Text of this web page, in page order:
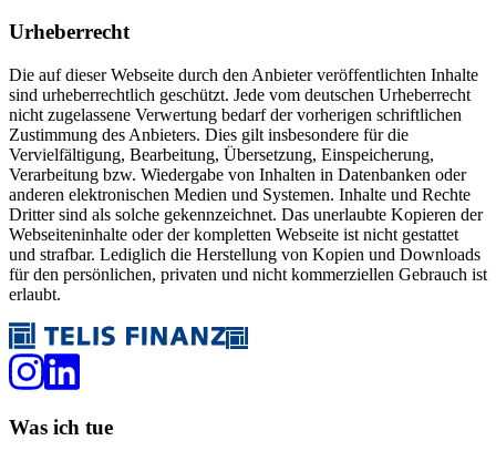
Urheberrecht
Die auf dieser Webseite durch den Anbieter veröffentlichten Inhalte
sind urheberrechtlich geschützt. Jede vom deutschen Urheberrecht
nicht zugelassene Verwertung bedarf der vorherigen schriftlichen
Zustimmung des Anbieters. Dies gilt insbesondere für die
Vervielfältigung, Bearbeitung, Übersetzung, Einspeicherung,
Verarbeitung bzw. Wiedergabe von Inhalten in Datenbanken oder
anderen elektronischen Medien und Systemen. Inhalte und Rechte
Dritter sind als solche gekennzeichnet. Das unerlaubte Kopieren der
Webseiteninhalte oder der kompletten Webseite ist nicht gestattet
und strafbar. Lediglich die Herstellung von Kopien und Downloads
für den persönlichen, privaten und nicht kommerziellen Gebrauch ist
erlaubt.
Was ich tue